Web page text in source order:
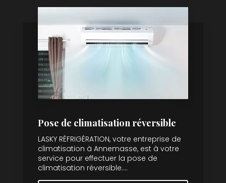
Pose de climatisation réversible
LASKY RÉFRIGÉRATION, votre entreprise de
climatisation à Annemasse, est à votre
service pour effectuer la pose de
climatisation réversible....